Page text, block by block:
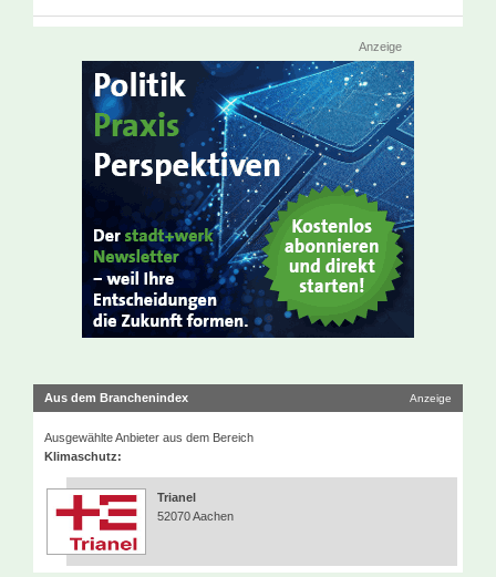
Anzeige
Aus dem Branchenindex Anzeige
Ausgewählte Anbieter aus dem Bereich
Klimaschutz:
Trianel
52070 Aachen